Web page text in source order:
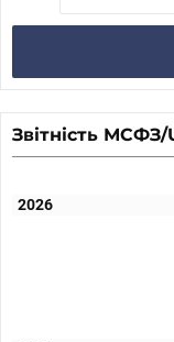
Звітність МСФЗ/
2026